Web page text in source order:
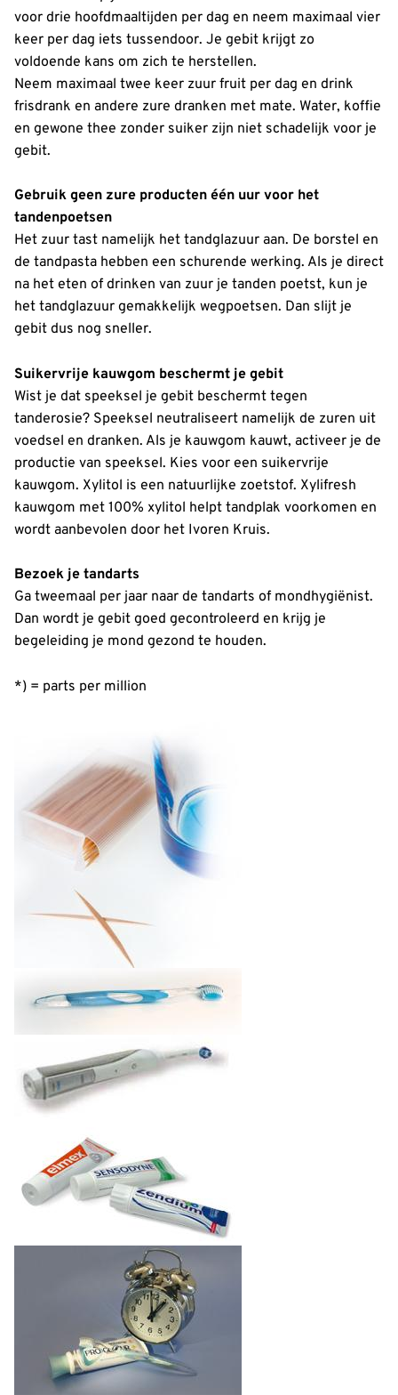
voor drie hoofdmaaltijden per dag en neem maximaal vier
keer per dag iets tussendoor. Je gebit krijgt zo
voldoende kans om zich te herstellen.
Neem maximaal twee keer zuur fruit per dag en drink
frisdrank en andere zure dranken met mate. Water, koffie
en gewone thee zonder suiker zijn niet schadelijk voor je
gebit.
Gebruik geen zure producten één uur voor het
tandenpoetsen
Het zuur tast namelijk het tandglazuur aan. De borstel en
de tandpasta hebben een schurende werking. Als je direct
na het eten of drinken van zuur je tanden poetst, kun je
het tandglazuur gemakkelijk wegpoetsen. Dan slijt je
gebit dus nog sneller.
Suikervrije kauwgom beschermt je gebit
Wist je dat speeksel je gebit beschermt tegen
tanderosie? Speeksel neutraliseert namelijk de zuren uit
voedsel en dranken. Als je kauwgom kauwt, activeer je de
productie van speeksel. Kies voor een suikervrije
kauwgom. Xylitol is een natuurlijke zoetstof. Xylifresh
kauwgom met 100% xylitol helpt tandplak voorkomen en
wordt aanbevolen door het Ivoren Kruis.
Bezoek je tandarts
Ga tweemaal per jaar naar de tandarts of mondhygiënist.
Dan wordt je gebit goed gecontroleerd en krijg je
begeleiding je mond gezond te houden.
*) = parts per million